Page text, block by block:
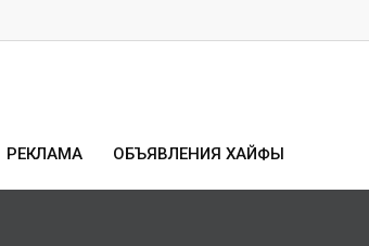
РЕКЛАМА ОБЪЯВЛЕНИЯ ХАЙФЫ